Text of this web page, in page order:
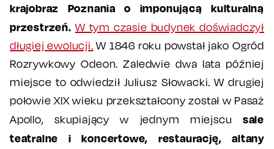
krajobraz Poznania o imponującą kulturalną
przestrzeń. W tym czasie budynek doświadczył
długiej ewolucji.W 1846 roku powstał jako Ogród
Rozrywkowy Odeon. Zaledwie dwa lata później
miejsce to odwiedził Juliusz Słowacki. W drugiej
połowie XIX wieku przekształcony został w Pasaż
Apollo, skupiający w jednym miejscu sale
teatralne i koncertowe, restaurację, altany